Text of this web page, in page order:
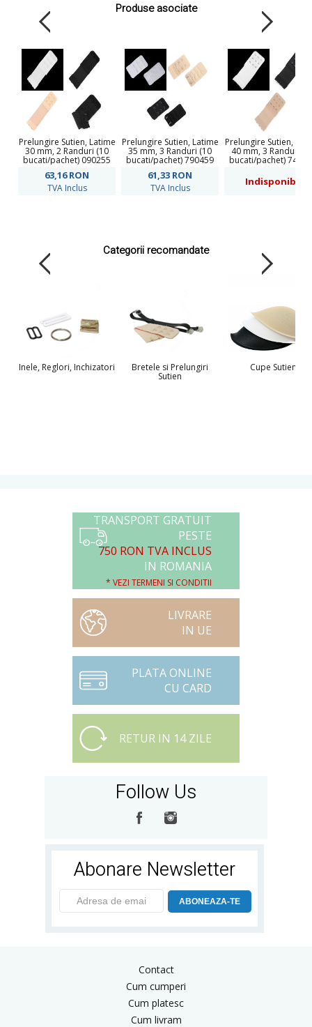
Produse asociate
Prelungire Sutien, Latime
30 mm, 2 Randuri (10
bucati/pachet) 090255
63,16RON
TVA Inclus
Prelungire Sutien, Latime
35 mm, 3 Randuri (10
bucati/pachet) 790459
61,33 RON
TVA Inclus
Prelungire Sutien,
40 mm, 3 Randuri
bucati/pachet)
Indisponibil
Categorii recomandate
Inele, Reglori, Inchizatori Bretele si Prelungiri
Sutien
Cupe Sutien
TRANSPORT GRATUIT
PESTE
750 RON TVA INCLUS
IN ROMANIA
* VEZI TERMENI SI CONDITII
LIVRARE
IN UE
PLATA ONLINE
CU CARD
RETUR IN 14 ZILE
Follow Us
Abonare Newsletter
ABONEAZA-TE
Contact
Cum cumperi
Cum platesc
Cum livram